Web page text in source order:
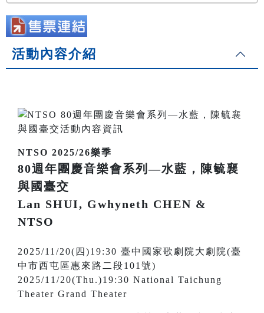
活動內容介紹
NTSO 2025/26樂季
80週年團慶音樂會系列—水藍，陳毓襄
與國臺交
Lan SHUI, Gwhyneth CHEN &
NTSO
2025/11/20(四)19:30 臺中國家歌劇院大劇院(臺
中市西屯區惠來路二段101號)
2025/11/20(Thu.)19:30 National Taichung
Theater Grand Theater